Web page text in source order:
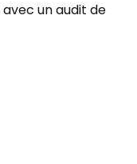
un audit de